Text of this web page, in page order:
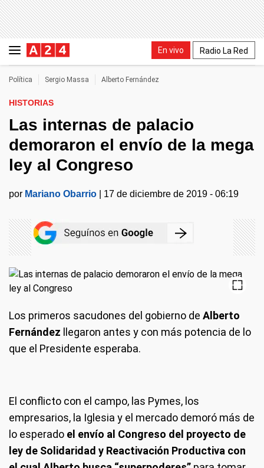
En vivo Radio La Red
Política Sergio Massa Alberto Fernández
HISTORIAS
Las internas de palacio
demoraron el envío de la mega
ley al Congreso
por Mariano Obarrio 17 de diciembre de 2019 - 06:19
Los primeros sacudones del gobierno de Alberto
Fernández
llegaron antes y con más potencia de lo
que el Presidente esperaba.
El conflicto con el campo, las Pymes, los
empresarios, la Iglesia y el mercado demoró más de
lo esperado el envío al Congreso del proyecto de
ley de Solidaridad y Reactivación Productiva con